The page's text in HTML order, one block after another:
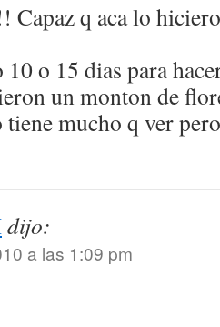
Capaz q aca lo
10 o 15 dias para
un monton de
mucho q ver
dijo:
a las 1:09 pm